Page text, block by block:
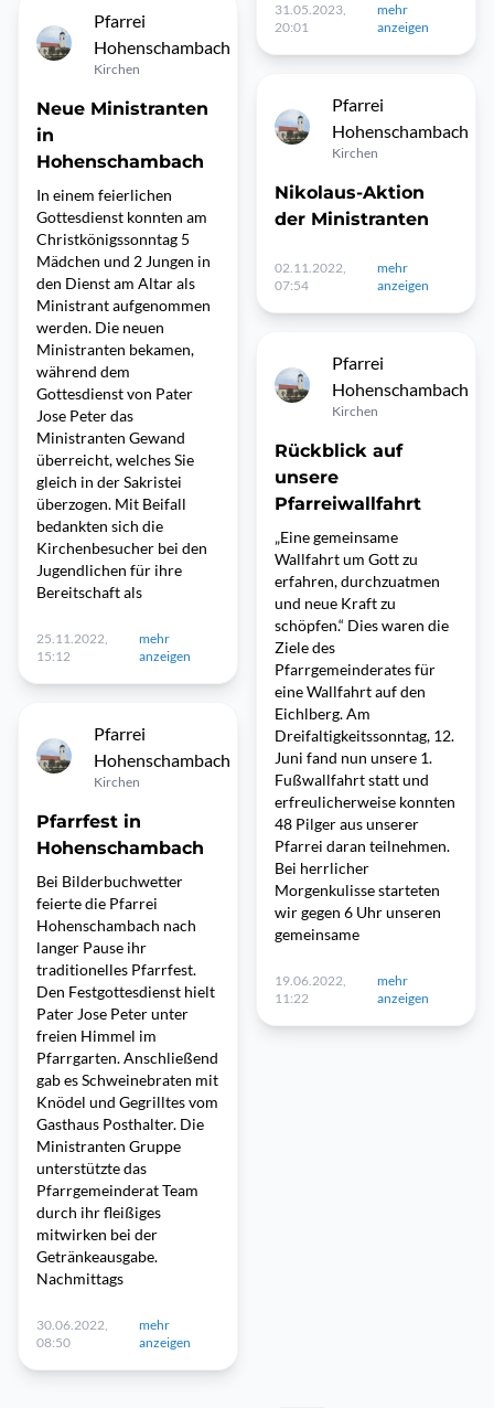
Pfarrei
Hohenschambach
Kirchen
Neue Ministranten
in
Hohenschambach
In einem feierlichen
Gottesdienst konnten am
Christkönigssonntag 5
Mädchen und 2 Jungen in
den Dienst am Altar als
Ministrant aufgenommen
werden. Die neuen
Ministranten bekamen,
während dem
Gottesdienst von Pater
Jose Peter das
Ministranten Gewand
überreicht, welches Sie
gleich in der Sakristei
überzogen. Mit Beifall
bedankten sich die
Kirchenbesucher bei den
Jugendlichen für ihre
Bereitschaft als
25.11.2022,
15:12
mehr
anzeigen
Pfarrei
Hohenschambach
Kirchen
Pfarrfest in
Hohenschambach
Bei Bilderbuchwetter
feierte die Pfarrei
Hohenschambach nach
langer Pause ihr
traditionelles Pfarrfest.
Den Festgottesdienst hielt
Pater Jose Peter unter
freien Himmel im
Pfarrgarten. Anschließend
gab es Schweinebraten mit
Knödel und Gegrilltes vom
Gasthaus Posthalter. Die
Ministranten Gruppe
unterstützte das
Pfarrgemeinderat Team
durch ihr fleißiges
mitwirken bei der
Getränkeausgabe.
Nachmittags
30.06.2022,
08:50
mehr
anzeigen
31.05.2023,
20:01
mehr
anzeigen
Pfarrei
Hohenschambach
Kirchen
Nikolaus-Aktion
der Ministranten
02.11.2022,
07:54
mehr
anzeigen
Pfarrei
Hohenschambach
Kirchen
Rückblick auf
unsere
Pfarreiwallfahrt
„Eine gemeinsame
Wallfahrt um Gott zu
erfahren, durchzuatmen
und neue Kraft zu
schöpfen.“ Dies waren die
Ziele des
Pfarrgemeinderates für
eine Wallfahrt auf den
Eichlberg. Am
Dreifaltigkeitssonntag, 12.
Juni fand nun unsere 1.
Fußwallfahrt statt und
erfreulicherweise konnten
48 Pilger aus unserer
Pfarrei daran teilnehmen.
Bei herrlicher
Morgenkulisse starteten
wir gegen 6 Uhr unseren
gemeinsame
19.06.2022,
11:22
mehr
anzeigen